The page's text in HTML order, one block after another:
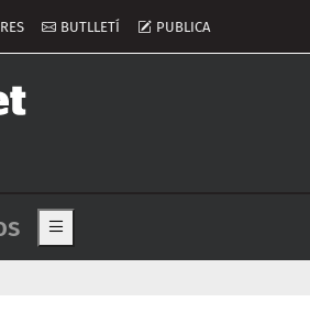
BUTLLETÍ PUBLICA
de l'encapçalament
Show main menu